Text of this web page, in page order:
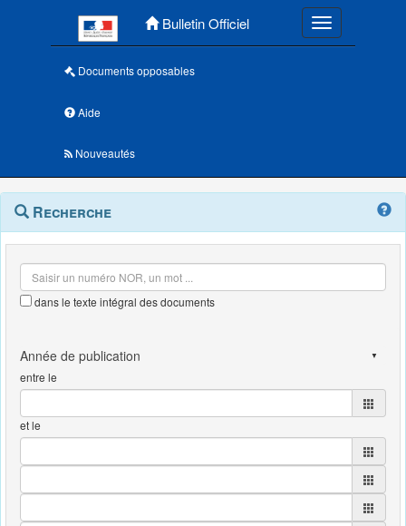
Bulletin Officiel Toggle
Documents opposables
Aide
Nouveautés
Navigation
outils
Menu
contextuel
Recherche
dans le texte intégral des documents
entre le
et le